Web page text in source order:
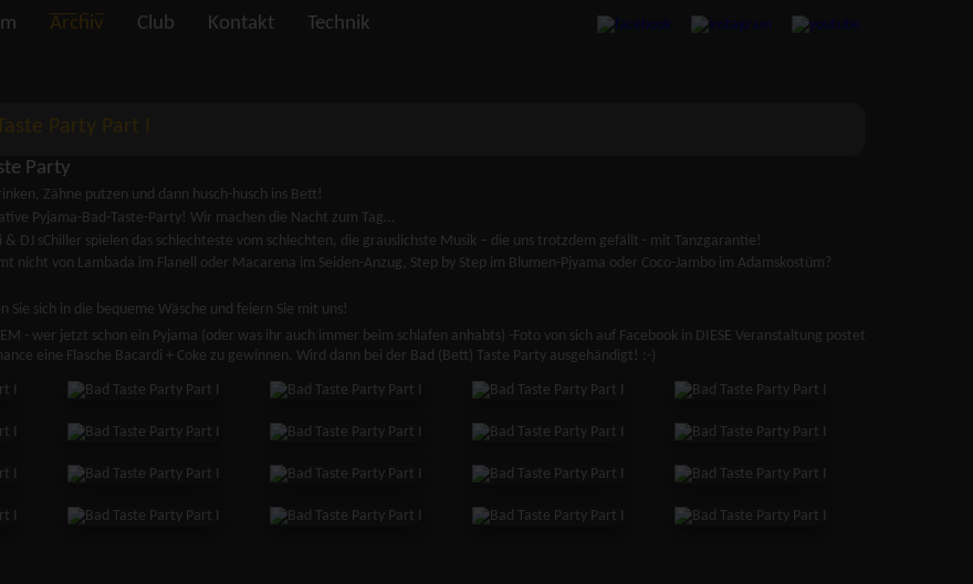
Archiv Club Kontakt Technik
Party Part I
Party
Zähne putzen und dann husch-husch ins Bett!
Pyjama-Bad-Taste-Party! Wir machen die Nacht zum Tag…
& DJ sChiller spielen das schlechteste vom schlechten, die grauslichste Musik – die uns trotzdem gefällt - mit Tanzgarantie!
nicht von Lambada im Flanell oder Macarena im Seiden-Anzug, Step by Step im Blumen-Pjyama oder Coco-Jambo im Adamskostüm?
Sie sich in die bequeme Wäsche und feiern Sie mit uns!
- wer jetzt schon ein Pyjama (oder was ihr auch immer beim schlafen anhabts) -Foto von sich auf Facebook in DIESE Veranstaltung postet
eine Flasche Bacardi + Coke zu gewinnen. Wird dann bei der Bad (Bett) Taste Party ausgehändigt! :-)